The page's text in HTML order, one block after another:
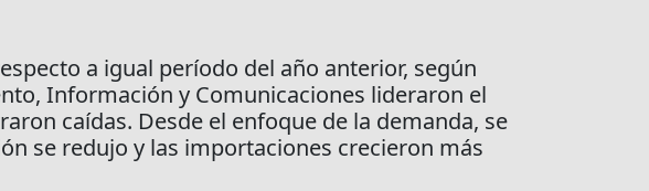
a igual período del año anterior, según
Información y Comunicaciones lideraron el
caídas. Desde el enfoque de la demanda, se
se redujo y las importaciones crecieron más